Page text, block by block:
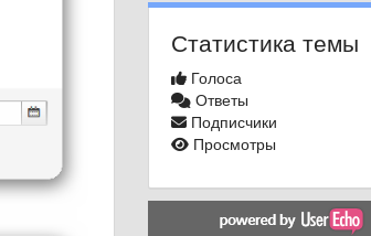
Статистика темы
Голоса
Ответы
Подписчики
Просмотры